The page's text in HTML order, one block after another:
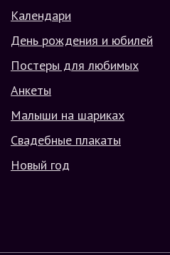
Календари
День рождения и юбилей
Постеры для любимых
Анкеты
Малыши на шариках
Свадебные плакаты
Новый год